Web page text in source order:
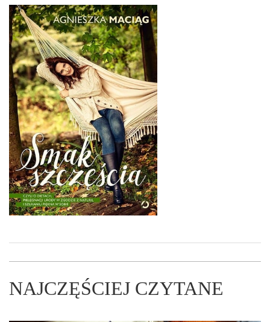
NAJCZĘŚCIEJ CZYTANE